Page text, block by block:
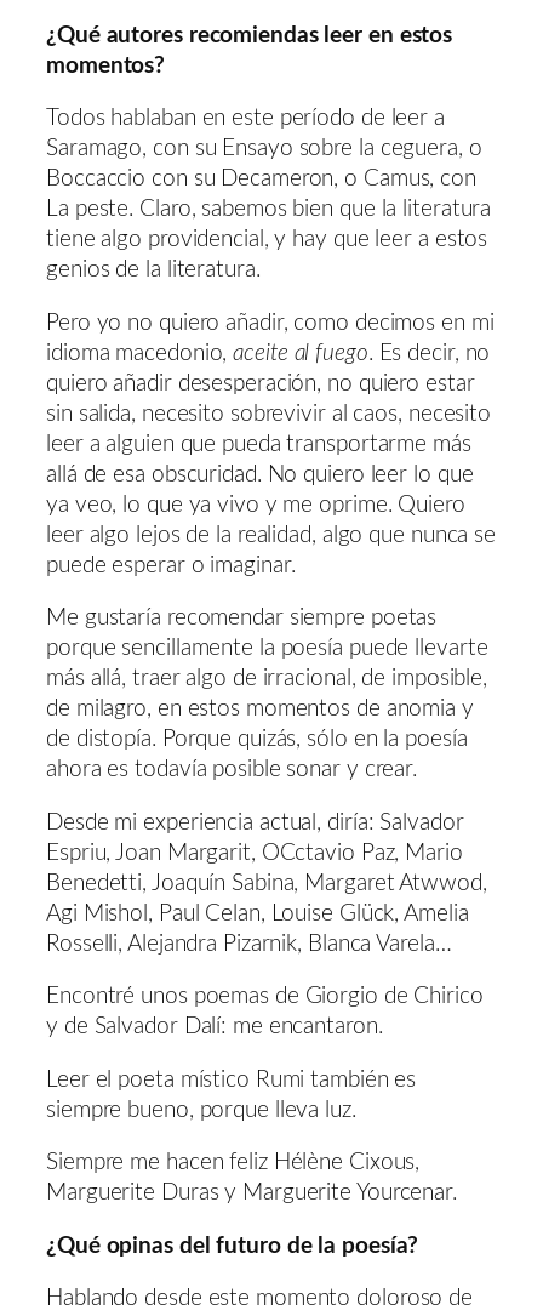
¿Qué autores recomiendas leer en estos
momentos?
Todos hablaban en este período de leer a
Saramago, con su Ensayo sobre la ceguera, o
Boccaccio con su Decameron, o Camus, con
La peste. Claro, sabemos bien que la literatura
tiene algo providencial, y hay que leer a estos
genios de la literatura.
Pero yo no quiero añadir, como decimos en mi
idioma macedonio,aceite al fuego. Es decir, no
quiero añadir desesperación, no quiero estar
sin salida, necesito sobrevivir al caos, necesito
leer a alguien que pueda transportarme más
allá de esa obscuridad. No quiero leer lo que
ya veo, lo que ya vivo y me oprime. Quiero
leer algo lejos de la realidad, algo que nunca se
puede esperar o imaginar.
Me gustaría recomendar siempre poetas
porque sencillamente la poesía puede llevarte
más allá, traer algo de irracional, de imposible,
de milagro, en estos momentos de anomia y
de distopía. Porque quizás, sólo en la poesía
ahora es todavía posible sonar y crear.
Desde mi experiencia actual, diría: Salvador
Espriu, Joan Margarit, OCctavio Paz, Mario
Benedetti, Joaquín Sabina, Margaret Atwwod,
Agi Mishol, Paul Celan, Louise Glück, Amelia
Rosselli, Alejandra Pizarnik, Blanca Varela…
Encontré unos poemas de Giorgio de Chirico
y de Salvador Dalí: me encantaron.
Leer el poeta místico Rumi también es
siempre bueno, porque lleva luz.
Siempre me hacen feliz Hélène Cixous,
Marguerite Duras y Marguerite Yourcenar.
¿Qué opinas del futuro de la poesía?
Hablando desde este momento doloroso de